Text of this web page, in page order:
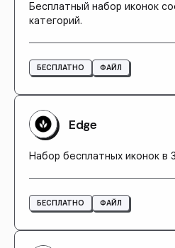
Бесплатный набор иконок
категорий.
БЕСПЛАТНО ФАЙЛ
Edge
Набор бесплатных иконок в
БЕСПЛАТНО ФАЙЛ